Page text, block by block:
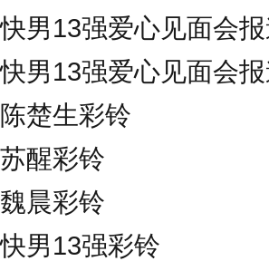
快男13强爱心见面会
快男13强爱心见面会
陈楚生彩铃
苏醒彩铃
魏晨彩铃
快男13强彩铃